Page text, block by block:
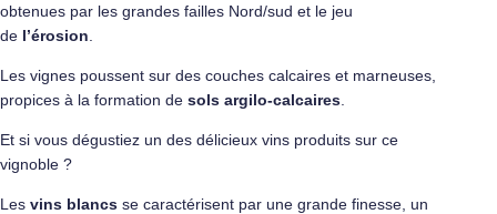
obtenues par les grandes failles Nord/sud et le jeu
de l’érosion
Les vignes poussent sur des couches calcaires et marneuses,
propices à la formation de sols argilo-calcaires
Et si vous dégustiez un des délicieux vins produits sur ce
vignoble ?
Les vins blancs se caractérisent par une grande finesse, un